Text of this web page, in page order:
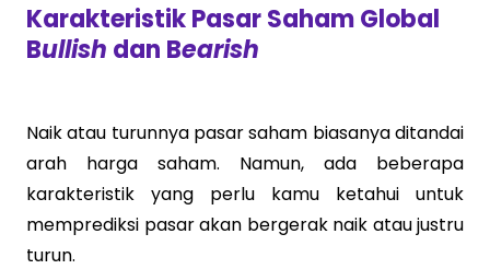
Karakteristik Pasar Saham Global
Bullish dan Bearish
Naik atau turunnya pasar saham biasanya ditandai
arah harga saham. Namun, ada beberapa
karakteristik yang perlu kamu ketahui untuk
memprediksi pasar akan bergerak naik atau justru
turun.